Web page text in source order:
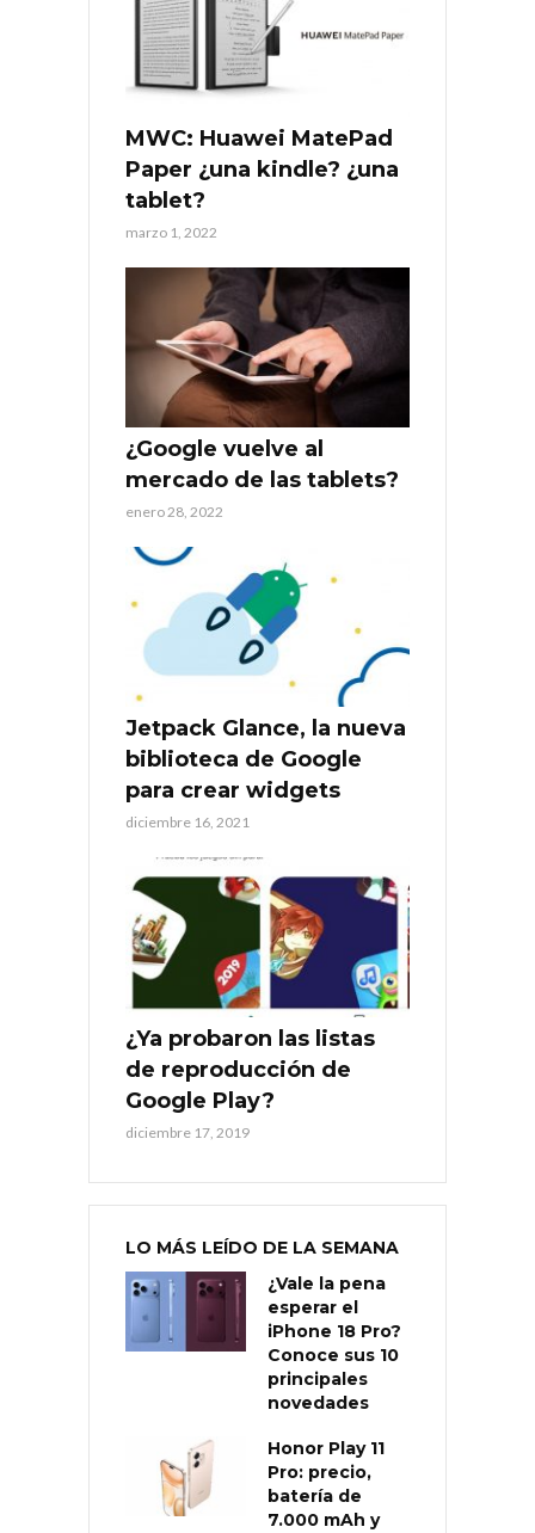
MWC: Huawei MatePad
Paper ¿una kindle? ¿una
tablet?
marzo 1, 2022
¿Google vuelve al
mercado de las tablets?
enero 28, 2022
Jetpack Glance, la nueva
biblioteca de Google
para crear widgets
diciembre 16, 2021
¿Ya probaron las listas
de reproducción de
Google Play?
diciembre 17, 2019
LO MÁS LEÍDO DE LA SEMANA
¿Vale la pena
esperar el
iPhone 18 Pro?
Conoce sus 10
principales
novedades
Honor Play 11
Pro: precio,
batería de
7.000 mAh y